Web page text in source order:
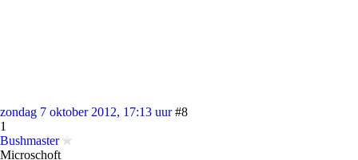
zondag 7 oktober 2012, 17:13 uur #8
1
Bushmaster
Microschoft